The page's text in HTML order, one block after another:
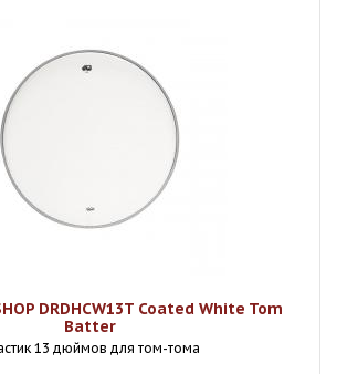
DRDHCW13T Coated White Tom
Batter
13 дюймов для том-тома